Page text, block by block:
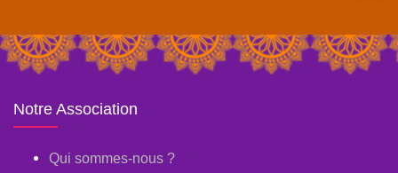
Notre Association
Qui sommes-nous ?